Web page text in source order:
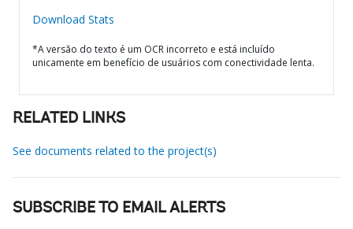
Download Stats
*A versão do texto é um OCR incorreto e está incluído
unicamente em benefício de usuários com conectividade lenta.
RELATED LINKS
See documents related to the project(s)
SUBSCRIBE TO EMAIL ALERTS